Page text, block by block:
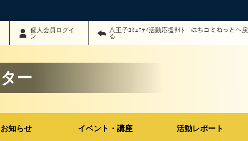
個人会員ログイ
ン
八王子ｺﾐｭﾆﾃｨ活動応援ｻｲﾄ はちコミねっとへ戻
る
ー
お知らせ イベント・講座 活動レポート